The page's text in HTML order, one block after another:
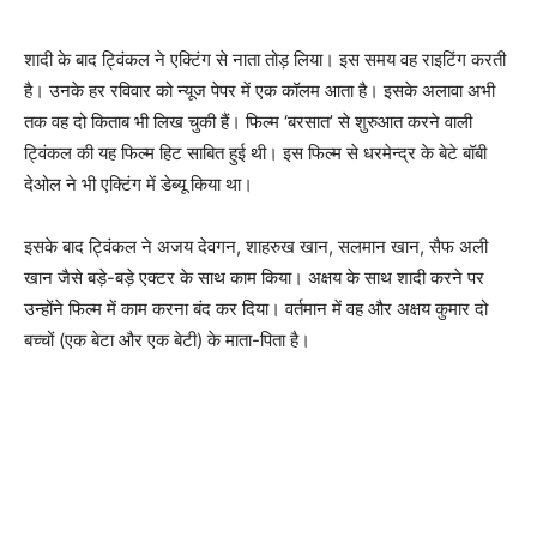
शादी के बाद ट्विंकल ने एक्टिंग से नाता तोड़ लिया। इस समय वह राइटिंग करती
है। उनके हर रविवार को न्यूज पेपर में एक कॉलम आता है। इसके अलावा अभी
तक वह दो किताब भी लिख चुकी हैं। फिल्म ‘बरसात’ से शुरुआत करने वाली
ट्विंकल की यह फिल्म हिट साबित हुई थी। इस फिल्म से धरमेन्द्र के बेटे बॉबी
देओल ने भी एक्टिंग में डेब्यू किया था।
इसके बाद ट्विंकल ने अजय देवगन, शाहरुख खान, सलमान खान, सैफ अली
खान जैसे बड़े-बड़े एक्टर के साथ काम किया। अक्षय के साथ शादी करने पर
उन्होंने फिल्म में काम करना बंद कर दिया। वर्तमान में वह और अक्षय कुमार दो
बच्चों (एक बेटा और एक बेटी) के माता-पिता है।